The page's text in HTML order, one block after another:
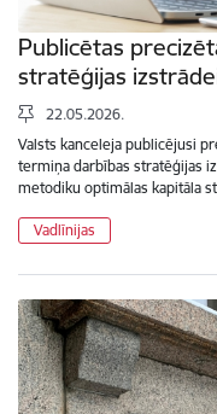
Publicētas
stratēģijas
22.05.2026.
Valsts kanceleja publicējusi
termiņa darbības stratēģijas
metodiku optimālas kapitāla
Vadlīnijas